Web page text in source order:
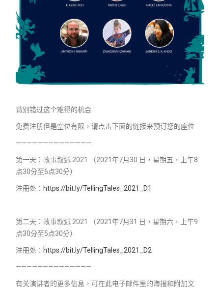
请别错过这个难得的机会
免费注册但是空位有限，请点击下面的链接来预订您的座位
——————————————
第一天：故事叙述 2021 （2021年7月30 日，星期五，上午8
点30分至6点30分）
注冊处： https://bit.ly/TellingTales_2021_D1
第二天：故事叙述 2021 （2021年7月31 日，星期六，上午9
点30分至5点30分）
注冊处： https://bit.ly/TellingTales_2021_D2
——————————————
有关演讲者的更多信息，可在此电子邮件里的海报和附加文